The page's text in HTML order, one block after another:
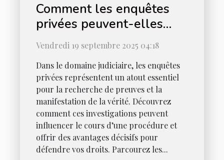
Comment les enquêtes
privées peuvent-elles
être utilisées en justice ?
Vendredi 19 septembre 2025 04:18
Dans le domaine judiciaire, les enquêtes
privées représentent un atout essentiel
pour la recherche de preuves et la
manifestation de la vérité. Découvrez
comment ces investigations peuvent
influencer le cours d’une procédure et
offrir des avantages décisifs pour
défendre vos droits. Parcourez les...